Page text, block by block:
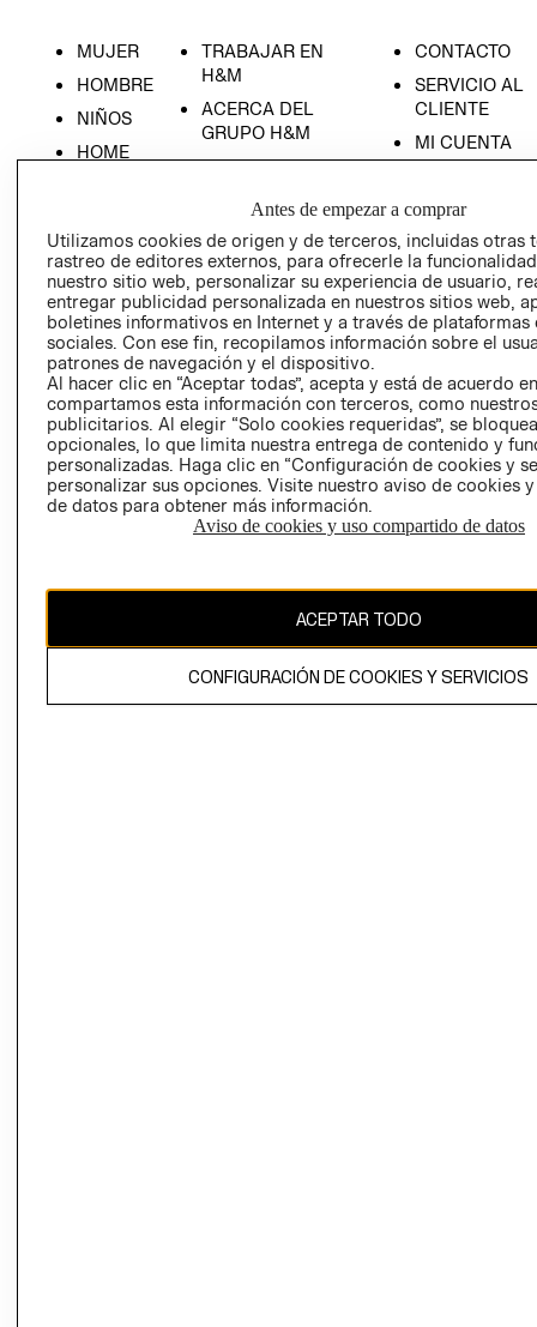
MUJER
HOMBRE
NIÑOS
HOME
TRABAJAR EN
H&M
ACERCA DEL
GRUPO H&M
RESPONSABILIDAD
RELACIÓN CON
INVERSIONISTAS
POLÍTICA
EMPRESARIAL
CONTACTO
SERVICIO AL
CLIENTE
MI CUENTA
- RETIRO EN
TIENDA
TÉRMINOS Y
CONDICIONES
AVISO DE
PRIVACIDAD
GIFT CARD
AVISO DE
COOKIES
Chile ($)
Antes de empezar a comprar
Utilizamos cookies de origen y de terceros, incluidas otras
rastreo de editores externos, para ofrecerle la
nuestro sitio web, personalizar su experiencia de usuario,
entregar publicidad personalizada en nuestros sitios web,
boletines informativos en Internet y a través de plataformas
sociales. Con ese fin, recopilamos información sobre el
patrones de navegación y el dispositivo.
Al hacer clic en “Aceptar todas”, acepta y está de acuerdo
compartamos esta información con terceros, como
publicitarios. Al elegir “Solo cookies requeridas”, se
opcionales, lo que limita nuestra entrega de contenido y
personalizadas. Haga clic en “Configuración de cookies y
personalizar sus opciones. Visite nuestro aviso de cookies
de datos para obtener más información.
Aviso de cookies y uso compartido de datos
ACEPTAR TODO
CONFIGURACIÓN DE COOKIES Y SERVICIOS